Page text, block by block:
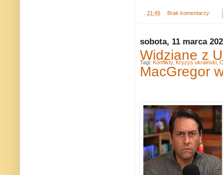
21:49 Brak komentarzy:
sobota, 11 marca
Widziane z
MacGregor
Tagi: Konflikty, Kryzys ukraiński